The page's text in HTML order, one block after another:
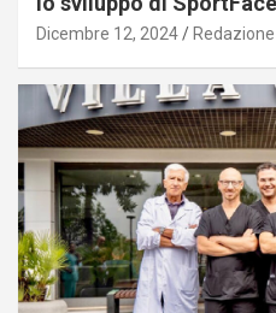
Dicembre 12, 2024